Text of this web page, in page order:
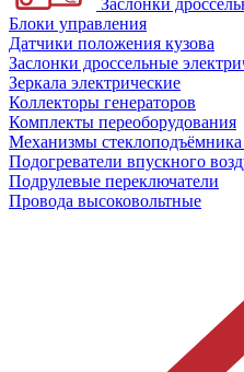
Заслонки
Блоки управления
Датчики положения кузова
Заслонки дроссельные
Зеркала электрические
Коллекторы генераторов
Комплекты переоборудования
Механизмы
Подогреватели впускного
Подрулевые переключатели
Провода высоковольтные